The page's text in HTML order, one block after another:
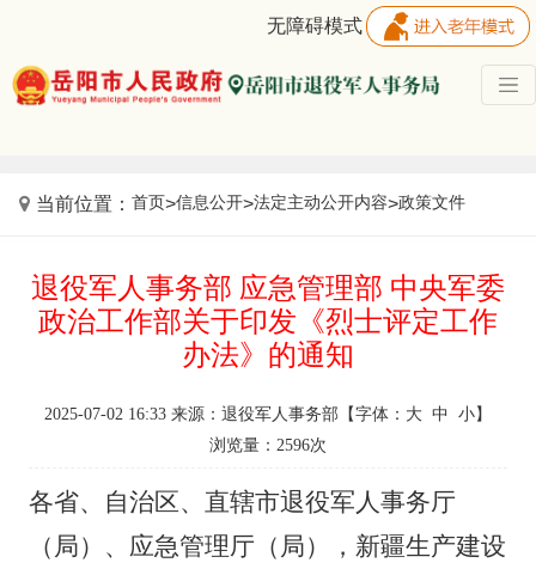
无障碍模式
当前位置： 首页>信息公开>法定主动公开内容>政策文件
退役军人事务部 应急管理部 中央军委
政治工作部关于印发《烈士评定工作
办法》的通知
2025-07-02 16:33 来源：退役军人事务部【字体： 大 中 小】
浏览量： 2596次
各省、自治区、直辖市退役军人事务厅
（局）、应急管理厅（局），新疆生产建设